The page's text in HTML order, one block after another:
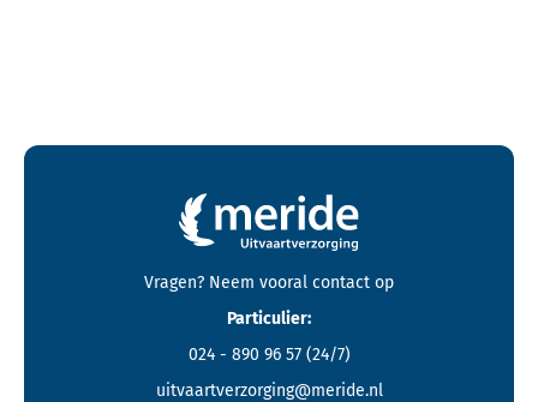
Contactgegevens en footer menu van Meride
Vragen? Neem vooral contact op
Particulier:
024 - 890 96 57 (24/7)
uitvaartverzorging@meride.nl